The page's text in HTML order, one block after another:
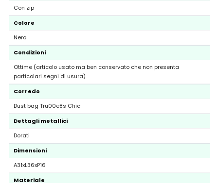
Con zip
Colore
Nero
Condizioni
Ottime (articolo usato ma ben conservato che non presenta
particolari segni di usura)
Corredo
Dust bag Tru00e8s Chic
Dettagli metallici
Dorati
Dimensioni
A31xL36xP16
Materiale